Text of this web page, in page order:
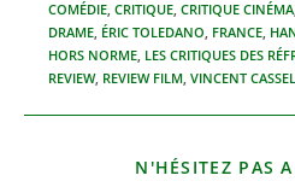
COMÉDIE, CRITIQUE, CRITIQUE CINÉMA,
DRAME, ÉRIC TOLEDANO, FRANCE,
HORS NORME, LES CRITIQUES DES
REVIEW, REVIEW FILM, VINCENT CASSEL
N'HÉSITEZ PAS